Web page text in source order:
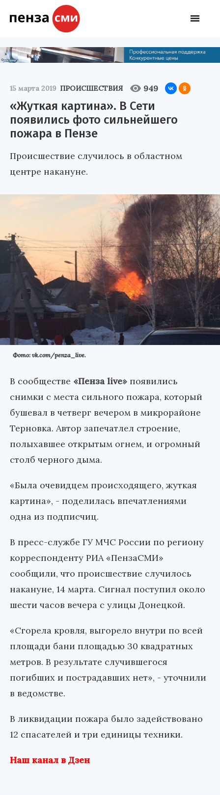
15 марта 2019 ПРОИСШЕСТВИЯ 949
«Жуткая картина». В Сети
появились фото сильнейшего
пожара в Пензе
Происшествие случилось в областном
центре накануне.
Фото: vk.com/penza_live.
В сообществе «Пенза live» появились
снимки с места сильного пожара, который
бушевал в четверг вечером в микрорайоне
Терновка. Автор запечатлел строение,
полыхавшее открытым огнем, и огромный
столб черного дыма.
«Была очевидцем происходящего, жуткая
картина», - поделилась впечатлениями
одна из подписчиц.
В пресс-службе ГУ МЧС России по региону
корреспонденту РИА «ПензаСМИ»
сообщили, что происшествие случилось
накануне, 14 марта. Сигнал поступил около
шести часов вечера с улицы Донецкой.
«Сгорела кровля, выгорело внутри по всей
площади бани площадью 30 квадратных
метров. В результате случившегося
погибших и пострадавших нет», - уточнили
в ведомстве.
В ликвидации пожара было задействовано
12 спасателей и три единицы техники.
Наш канал в Дзен